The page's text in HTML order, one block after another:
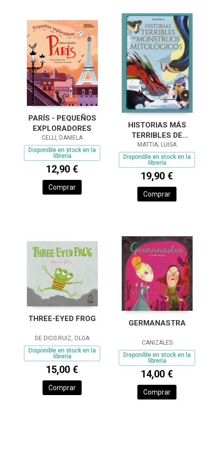
PARÍS - PEQUEÑOS
EXPLORADORES
CELLI, DANIELA
Disponible en stock en la
librería
12,90 €
Comprar
HISTORIAS MÁS
TERRIBLES DE
MONSTRUOS
MITOLÓGICOS, LAS
MATTIA, LUISA
Disponible en stock en la
librería
19,90 €
Comprar
THREE-EYED FROG
DE DIOS RUIZ, OLGA
Disponible en stock en la
librería
15,00 €
Comprar
GERMANASTRA
CANIZALES
Disponible en stock en la
librería
14,00 €
Comprar